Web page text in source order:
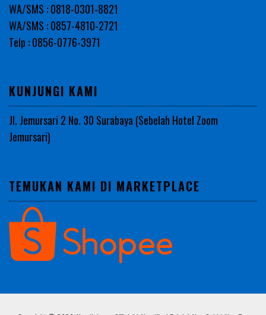
WA/SMS : 0818-0301-8821
WA/SMS : 0857-4810-2721
Telp : 0856-0776-3971
KUNJUNGI KAMI
Jl. Jemursari 2 No. 30 Surabaya (Sebelah Hotel Zoom
Jemursari)
TEMUKAN KAMI DI MARKETPLACE